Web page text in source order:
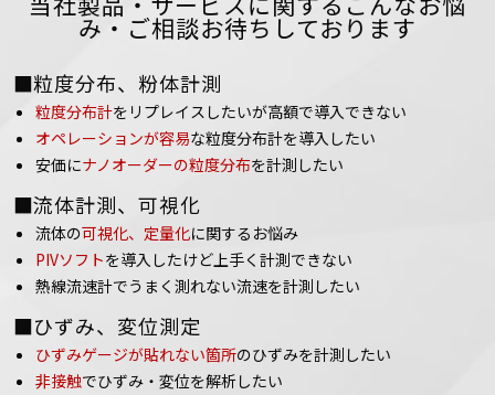
み・ご相談お待ちしております
■粒度分布、粉体計測
粒度分布計をリプレイスしたいが高額で導入できない
オペレーションが容易な粒度分布計を導入したい
安価にナノオーダーの粒度分布を計測したい
■流体計測、可視化
流体の可視化、定量化に関するお悩み
PIVソフトを導入したけど上手く計測できない
熱線流速計でうまく測れない流速を計測したい
■ひずみ、変位測定
ひずみゲージが貼れない箇所のひずみを計測したい
非接触でひずみ・変位を解析したい